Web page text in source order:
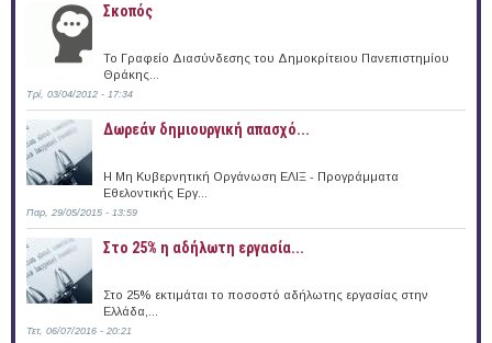
Σκοπός
Το Γραφείο Διασύνδεσης του Δημοκρίτειου Πανεπιστημίου
Θράκης...
Τρί, 03/04/2012 - 17:34
Δωρεάν δημιουργική απασχό...
Η Μη Κυβερνητική Οργάνωση ΕΛΙΞ - Προγράμματα
Εθελοντικής Εργ...
Παρ, 29/05/2015 - 13:59
Στο 25% η αδήλωτη εργασία...
Στο 25% εκτιμάται το ποσοστό αδήλωτης εργασίας στην
Ελλάδα,...
Τετ, 06/07/2016 - 20:21